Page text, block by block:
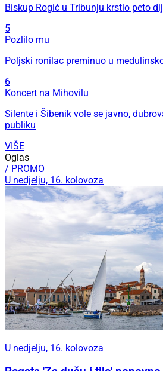
Biskup Rogić u Tribunju krstio peto
5
Pozlilo mu
Poljski ronilac preminuo u
6
Koncert na Mihovilu
Silente i Šibenik vole se javno,
publiku
VIŠE
Oglas
/ PROMO
U nedjelju, 16. kolovoza
U nedjelju, 16. kolovoza